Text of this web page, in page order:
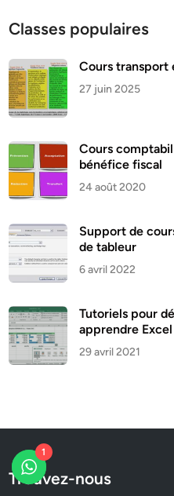
Classes populaires
Cours
27 juin 2025
Cours
bénéfice fiscal
24 août 2020
Support de
de tableur
6 avril 2022
Tutoriels pour
apprendre Excel
29 avril 2021
Trouvez-nous
1